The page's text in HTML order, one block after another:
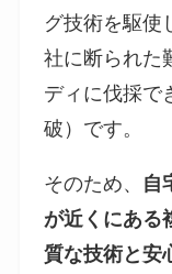
グ技術を駆使
社に断られた
ディに伐採で
破）です。
そのため、 自
が近くにある
質な技術と安